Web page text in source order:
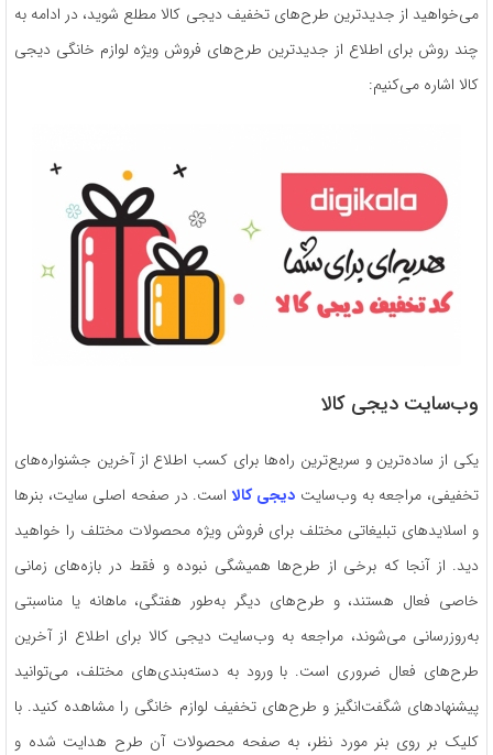
می‌خواهید از جدیدترین طرح‌های تخفیف دیجی کالا مطلع شوید، در ادامه به
چند روش برای اطلاع از جدیدترین طرح‌های فروش ویژه لوازم خانگی دیجی
کالا اشاره می‌کنیم:
وب‌سایت دیجی‌ کالا
یکی از ساده‌ترین و سریع‌ترین راه‌ها برای کسب اطلاع از آخرین جشنواره‌های
تخفیفی، مراجعه به وب‌سایت دیجی‌ کالا است. در صفحه اصلی سایت، بنرها
و اسلایدهای تبلیغاتی مختلف برای فروش ویژه محصولات مختلف را خواهید
دید. از آنجا که برخی از طرح‌ها همیشگی نبوده و فقط در بازه‌های زمانی
خاصی فعال هستند، و طرح‌های دیگر به‌طور هفتگی، ماهانه یا مناسبتی
به‌روزرسانی می‌شوند، مراجعه به وب‌سایت دیجی‌ کالا برای اطلاع از آخرین
طرح‌های فعال ضروری است. با ورود به دسته‌بندی‌های مختلف، می‌توانید
پیشنهادهای شگفت‌انگیز و طرح‌های تخفیف لوازم خانگی را مشاهده کنید. با
کلیک بر روی بنر مورد نظر، به صفحه محصولات آن طرح هدایت شده و